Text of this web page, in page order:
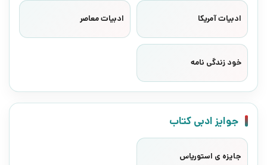
ادبیات آمریکا ادبیات معاصر
خود زندگی نامه
جوایز ادبی کتاب
جایزه ی استوریاس